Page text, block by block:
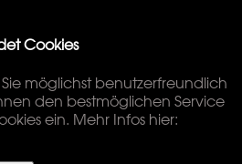
Cookies
möglichst benutzerfreundlich
den bestmöglichen Service
ein. Mehr Infos hier: